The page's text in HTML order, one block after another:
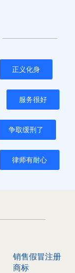
正义化身
服务很好
争取缓刑了
律师有耐心
销售假冒注册
商标